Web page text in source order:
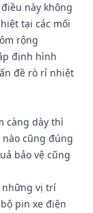
này không
tại các mối
rộng
định hình
đề rò rỉ nhiệt
càng dày thì
cũng đúng
bảo vệ cũng
những vị trí
pin xe điện